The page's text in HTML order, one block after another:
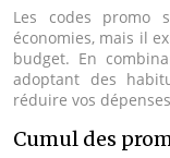
Les codes promo
économies, mais il
budget. En
adoptant des
réduire vos
Cumul des